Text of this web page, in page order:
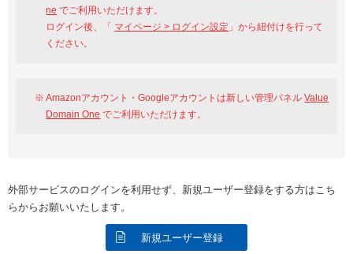
ne でご利用いただけます。
ログイン後、「 マイページ > ログイン設定 」から紐付けを行って
ください。
Amazonアカウント・Googleアカウントは新しい管理パネルValue
Domain One でご利用いただけます。
外部サービスのログインを利用せず、新規ユーザー登録をする方はこち
らからお願いいたします。
新規ユーザー登録